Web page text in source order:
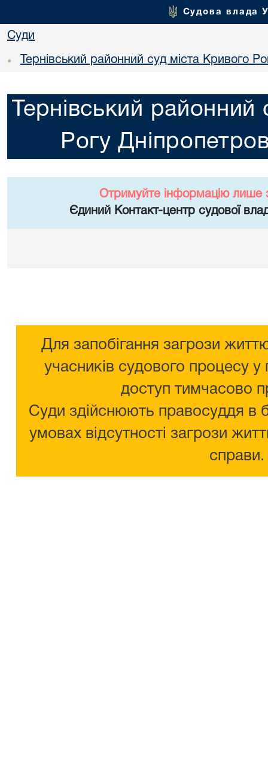
Судова влада
Суди
• Тернівський районний суд міста Кривого
Тернівський районний
Рогу
Отримуйте інформацію лише
Єдиний Контакт-центр судової
Для запобігання загрози
учасників судового процесу у
доступ тимчасово
Суди здійснюють правосуддя в
умовах відсутності загрози
справи.